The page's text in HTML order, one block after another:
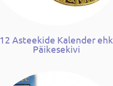
12 Asteekide Kalender ehk
Päikesekivi